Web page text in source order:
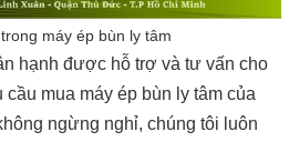
máy ép bùn ly tâm
hạnh được hỗ trợ và tư vấn cho
mua máy ép bùn ly tâm của
ngừng nghỉ, chúng tôi luôn